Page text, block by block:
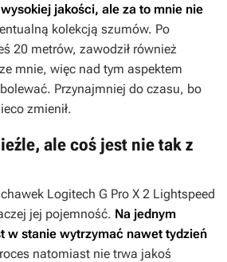
jakości, ale za to mnie nie
kolekcją szumów. Po
20 metrów, zawodził również
mnie, więc nad tym aspektem
Przynajmniej do czasu, bo
zmienił.
ale coś jest nie tak z
Logitech G Pro X 2 Lightspeed
jej pojemność. Na jednym
w stanie wytrzymać nawet tydzień
natomiast nie trwa jakoś